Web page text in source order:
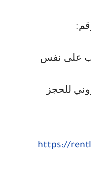
على نفس
للحجز
https://